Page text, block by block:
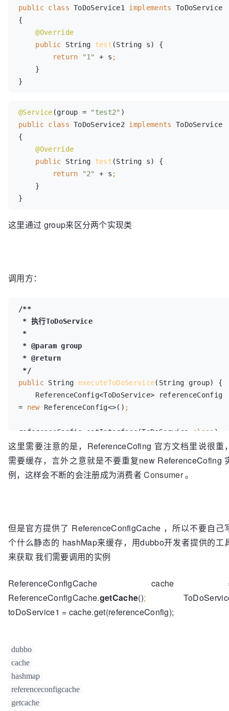
public class ToDoService1 implements ToDoService
{
public String test (String s) {
return
"1" + s
}
}
@Service (group = "test2"
public class ToDoService2 implements ToDoService
{
public String test (String s) {
return
"2" + s
}
}
这里通过 group来区分两个实现类
调用方：
/**
* 执行
* @param
*
*/
public String executeToDoService(String group) {
= new ReferenceConfig<>()
referenceConfig.setInterface(ToDoService. class )
referenceConfig.setGroup(group);
ReferenceConfigCache cache =
ToDoService toDoService1 =
} catch
(Exception ex) {
return "" ;
}
这里需要注意的是，ReferenceCofing 官方文档里说很重
需要缓存，言外之意就是不要重复new ReferenceCofing
例，这样会不断的会注册成为消费者Consumer。
但是官方提供了 ReferenceConfigCache ，所以不要自己
个什么静态的 hashMap来缓存，用dubbo开发者提供的工
来获取 我们需要调用的实例
ReferenceConfigCache cache
ReferenceConfigCache.getCache();
toDoService1 = cache.get(referenceConfig);
dubbo
cache
hashmap
referenceconfigcache
getcache